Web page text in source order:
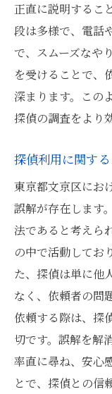
正直に説明するこ
段は多様で、電話
で、スムーズなや
を受けることで、
深まります。この
探偵の調査をより
探偵利用に関す
東京都文京区にお
誤解が存在します
法であると考えら
の中で活動してお
た、探偵は単に他
なく、依頼者の問
依頼する際は、探
切です。誤解を解
率直に尋ね、安心
とで、探偵との信